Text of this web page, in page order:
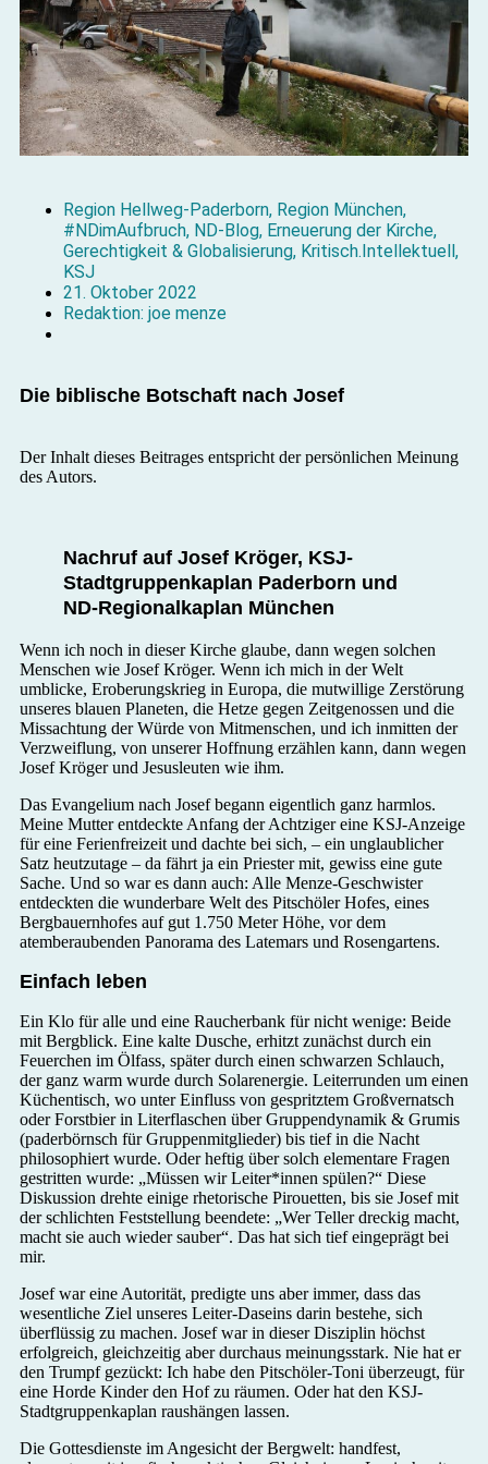
Region Hellweg-Paderborn, Region München,
#NDimAufbruch, ND-Blog, Erneuerung der Kirche,
Gerechtigkeit & Globalisierung, Kritisch.Intellektuell,
KSJ
21. Oktober 2022
Redaktion: joe menze
Die biblische Botschaft nach Josef
Der Inhalt dieses Beitrages entspricht der persönlichen Meinung
des Autors.
Nachruf auf Josef Kröger, KSJ-
Stadtgruppenkaplan Paderborn und
ND-Regionalkaplan München
Wenn ich noch in dieser Kirche glaube, dann wegen solchen
Menschen wie Josef Kröger. Wenn ich mich in der Welt
umblicke, Eroberungskrieg in Europa, die mutwillige Zerstörung
unseres blauen Planeten, die Hetze gegen Zeitgenossen und die
Missachtung der Würde von Mitmenschen, und ich inmitten der
Verzweiflung, von unserer Hoffnung erzählen kann, dann wegen
Josef Kröger und Jesusleuten wie ihm.
Das Evangelium nach Josef begann eigentlich ganz harmlos.
Meine Mutter entdeckte Anfang der Achtziger eine KSJ-Anzeige
für eine Ferienfreizeit und dachte bei sich, – ein unglaublicher
Satz heutzutage – da fährt ja ein Priester mit, gewiss eine gute
Sache. Und so war es dann auch: Alle Menze-Geschwister
entdeckten die wunderbare Welt des Pitschöler Hofes, eines
Bergbauernhofes auf gut 1.750 Meter Höhe, vor dem
atemberaubenden Panorama des Latemars und Rosengartens.
Einfach leben
Ein Klo für alle und eine Raucherbank für nicht wenige: Beide
mit Bergblick. Eine kalte Dusche, erhitzt zunächst durch ein
Feuerchen im Ölfass, später durch einen schwarzen Schlauch,
der ganz warm wurde durch Solarenergie. Leiterrunden um einen
Küchentisch, wo unter Einfluss von gespritztem Großvernatsch
oder Forstbier in Literflaschen über Gruppendynamik & Grumis
(paderbörnsch für Gruppenmitglieder) bis tief in die Nacht
philosophiert wurde. Oder heftig über solch elementare Fragen
gestritten wurde: „Müssen wir Leiter*innen spülen?“ Diese
Diskussion drehte einige rhetorische Pirouetten, bis sie Josef mit
der schlichten Feststellung beendete: „Wer Teller dreckig macht,
macht sie auch wieder sauber“. Das hat sich tief eingeprägt bei
mir.
Josef war eine Autorität, predigte uns aber immer, dass das
wesentliche Ziel unseres Leiter-Daseins darin bestehe, sich
überflüssig zu machen. Josef war in dieser Disziplin höchst
erfolgreich, gleichzeitig aber durchaus meinungsstark. Nie hat er
den Trumpf gezückt: Ich habe den Pitschöler-Toni überzeugt, für
eine Horde Kinder den Hof zu räumen. Oder hat den KSJ-
Stadtgruppenkaplan raushängen lassen.
Die Gottesdienste im Angesicht der Bergwelt: handfest,